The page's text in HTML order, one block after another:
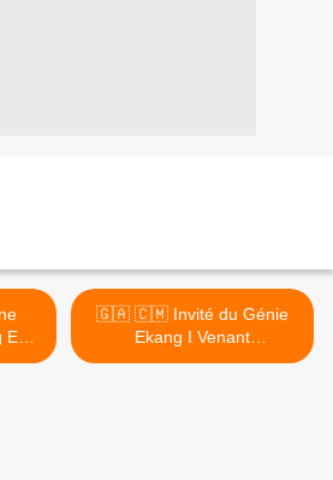
🇬🇦 🇨🇲 Invité du Génie
Ekang I Venant
DEBOMAME, fondateur de